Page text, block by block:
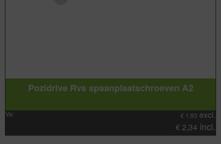
Pozidrive Rvs spaanplaatschroeven A2
Va: € 1,93 excl.
€ 2,34 incl.